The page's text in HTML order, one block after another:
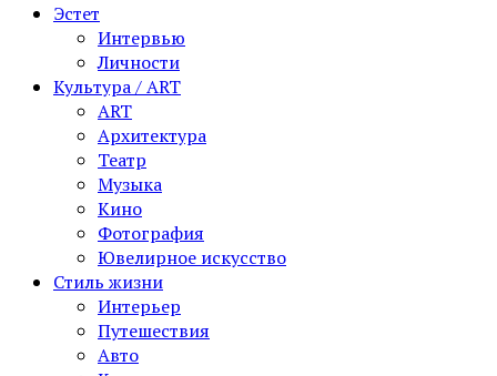
Эстет
Интервью
Личности
Культура / ART
ART
Архитектура
Театр
Музыка
Кино
Фотография
Ювелирное искусство
Стиль жизни
Интерьер
Путешествия
Авто